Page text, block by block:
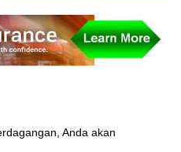
Anda akan